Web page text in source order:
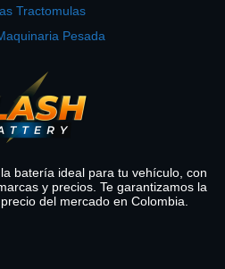
Tractomulas
Pesada
batería ideal para tu vehículo, con
y precios. Te garantizamos la
del mercado en Colombia.